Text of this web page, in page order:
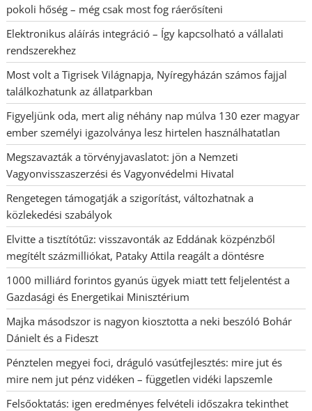
pokoli hőség – még csak most fog ráerősíteni
Elektronikus aláírás integráció – Így kapcsolható a vállalati
rendszerekhez
Most volt a Tigrisek Világnapja, Nyíregyházán számos fajjal
találkozhatunk az állatparkban
Figyeljünk oda, mert alig néhány nap múlva 130 ezer magyar
ember személyi igazolványa lesz hirtelen használhatatlan
Megszavazták a törvényjavaslatot: jön a Nemzeti
Vagyonvisszaszerzési és Vagyonvédelmi Hivatal
Rengetegen támogatják a szigorítást, változhatnak a
közlekedési szabályok
Elvitte a tisztítótűz: visszavonták az Eddának közpénzből
megítélt százmilliókat, Pataky Attila reagált a döntésre
1000 milliárd forintos gyanús ügyek miatt tett feljelentést a
Gazdasági és Energetikai Minisztérium
Majka másodszor is nagyon kiosztotta a neki beszóló Bohár
Dánielt és a Fideszt
Pénztelen megyei foci, dráguló vasútfejlesztés: mire jut és
mire nem jut pénz vidéken – független vidéki lapszemle
Felsőoktatás: igen eredményes felvételi időszakra tekinthet